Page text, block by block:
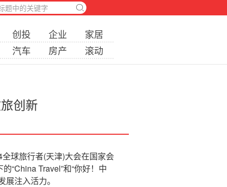
创投 企业
家居
汽车 房产 滚动
创新
球旅行者(天津)大会在国家会
“China Travel”和“你好！中
注入活力。